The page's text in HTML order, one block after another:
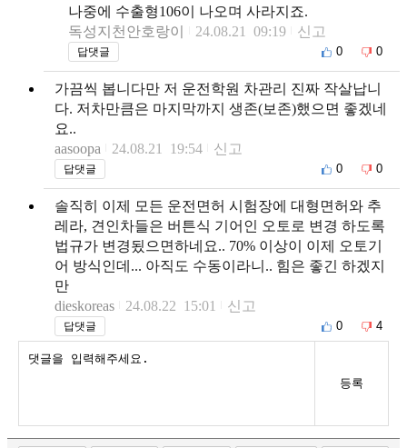
나중에 수출형106이 나오며 사라지죠.
독성지천안호랑이
24.08.21 09:19 신고
답댓글 0 0
가끔씩 봅니다만 저 운전학원 차관리 진짜 작살납니
다. 저차만큼은 마지막까지 생존(보존)했으면 좋겠네
요..
aasoopa
24.08.21 19:54 신고
답댓글 0 0
솔직히 이제 모든 운전면허 시험장에 대형면허와 추
레라, 견인차들은 버튼식 기어인 오토로 변경 하도록
법규가 변경됬으면하네요.. 70% 이상이 이제 오토기
어 방식인데... 아직도 수동이라니.. 힘은 좋긴 하겠지
만
dieskoreas
24.08.22 15:01 신고
답댓글 0 4
등록